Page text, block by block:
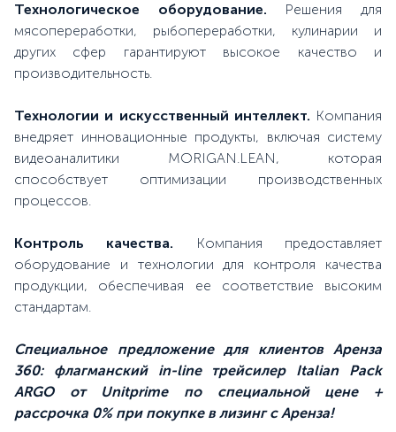
Технологическое оборудование. Решения для
мясопереработки, рыбопереработки, кулинарии и
других сфер гарантируют высокое качество и
производительность.
Технологии и искусственный интеллект. Компания
внедряет инновационные продукты, включая систему
видеоаналитики MORIGAN.LEAN, которая
способствует оптимизации производственных
процессов.
Контроль качества. Компания предоставляет
оборудование и технологии для контроля качества
продукции, обеспечивая ее соответствие высоким
стандартам.
Специальное предложение для клиентов Аренза
360: флагманский in-line трейсилер Italian Pack
ARGO от Unitprime по специальной цене +
рассрочка 0% при покупке в лизинг с Аренза!